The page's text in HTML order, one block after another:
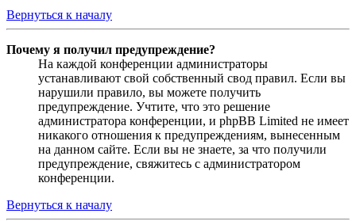
Вернуться к началу
Почему я получил предупреждение?
На каждой конференции администраторы
устанавливают свой собственный свод правил. Если вы
нарушили правило, вы можете получить
предупреждение. Учтите, что это решение
администратора конференции, и phpBB Limited не имеет
никакого отношения к предупреждениям, вынесенным
на данном сайте. Если вы не знаете, за что получили
предупреждение, свяжитесь с администратором
конференции.
Вернуться к началу